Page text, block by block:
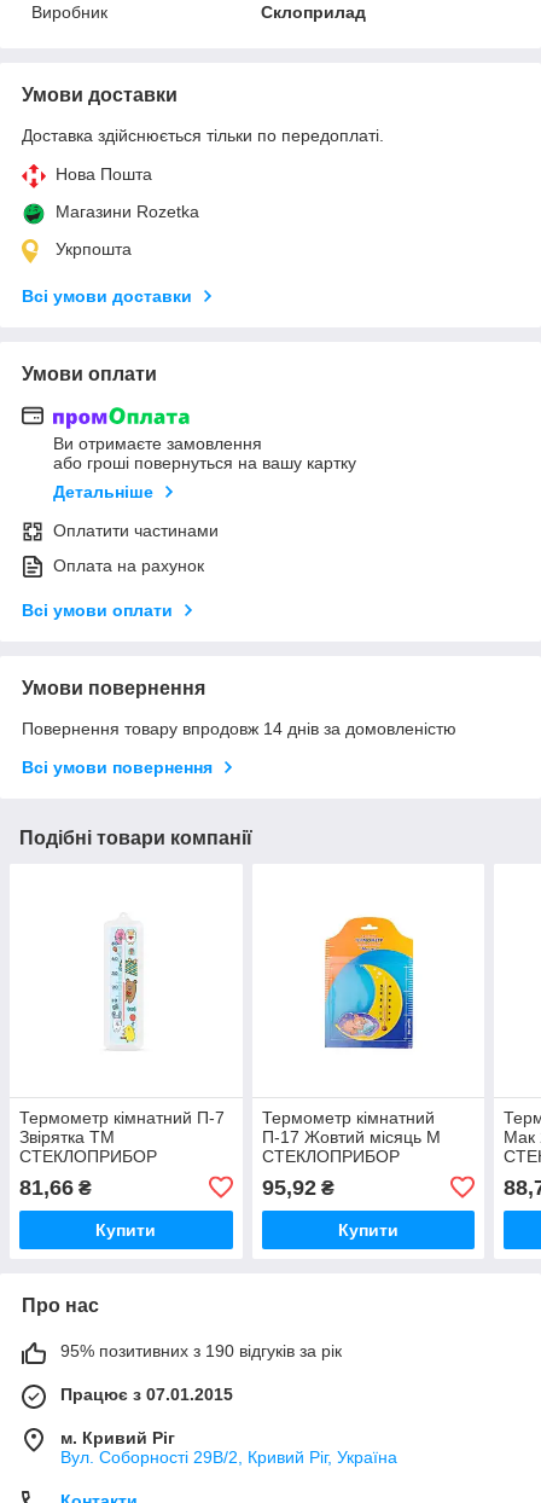
Виробник
Склоприлад
Умови доставки
Доставка здійснюється тільки по передоплаті.
Нова Пошта
Магазини Rozetka
Укрпошта
Всі умови доставки
Умови оплати
Ви отримаєте замовлення
або гроші повернуться на вашу картку
Детальніше
Оплатити частинами
Оплата на рахунок
Всі умови оплати
Умови повернення
Повернення товару впродовж 14 днів за домовленістю
Всі умови повернення
Подібні товари компанії
Термометр кімнатний П-7
Звірятка ТМ
СТЕКЛОПРИБОР
81,66 ₴
Купити
Термометр кімнатний
П-17 Жовтий місяць М
СТЕКЛОПРИБОР
95,92₴
Купити
Мак
Про нас
95% позитивних з 190 відгуків за рік
Працює з 07.01.2015
м. Кривий Ріг
Вул. Соборності 29В/2, Кривий Ріг, Україна